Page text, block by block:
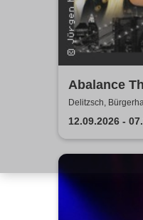
Abalance
Revival
ABBA
Delitzsch,
12.09.2026 -